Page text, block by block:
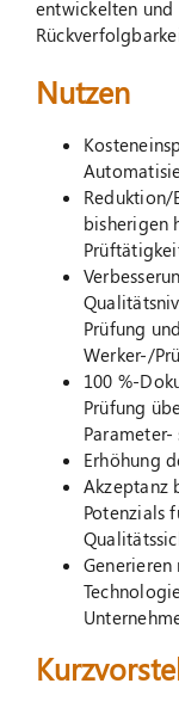
entwickelten
Nutzen
Reduktion/
bisherigen
Prüfung
Werker-/
100 %-
Prüfung
Erhöhung
Akzeptanz
Potenzials